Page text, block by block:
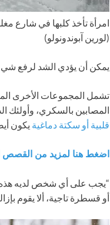
امرأة تأخذ كلبها في شارع مغلق
(لورين آبوندونولو)
يمكن أن يؤدي الشد لرفع شيء
تشمل المجموعات الأخرى
المصابين بالسكري،
قلبية أو سكتة دماغية يكون
اضغط هنا لمزيد من القصص
“يجب على أي شخص لديه هذه
أو قسطرة تاجية، ألا يقوم